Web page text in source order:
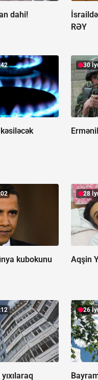
dahi!
RƏY
30
kubokunu
28
Aqşin
26